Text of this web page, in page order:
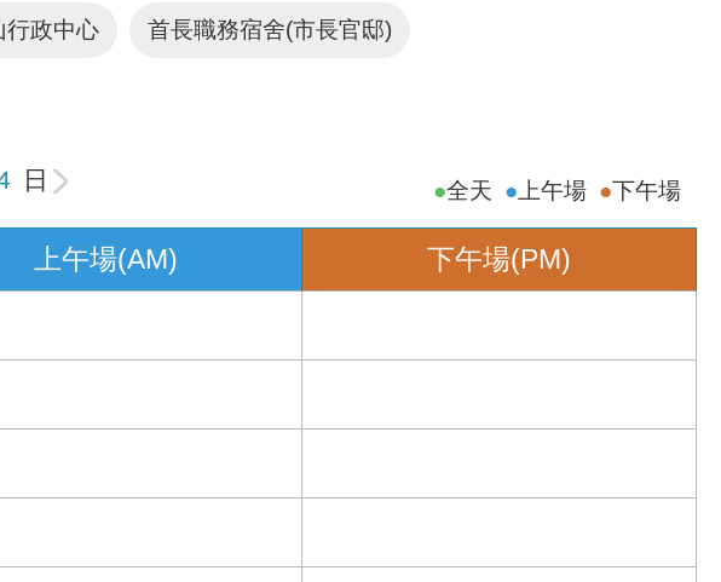
行政中心 首長職務宿舍(市長官邸)
日 全天 上午場 下午場
上午場(AM) 下午場(PM)